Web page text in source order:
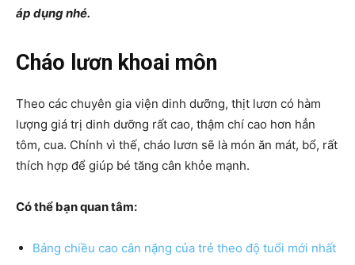
áp dụng nhé.
Cháo lươn khoai môn
Theo các chuyên gia viện dinh dưỡng, thịt lươn có hàm
lượng giá trị dinh dưỡng rất cao, thậm chí cao hơn hẳn
tôm, cua. Chính vì thế, cháo lươn sẽ là món ăn mát, bổ, rất
thích hợp để giúp bé tăng cân khỏe mạnh.
Có thể bạn quan tâm:
Bảng chiều cao cân nặng của trẻ theo độ tuổi mới nhất